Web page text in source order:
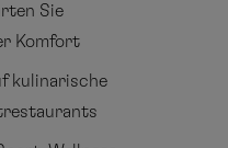
Sie
Komfort
kulinarische